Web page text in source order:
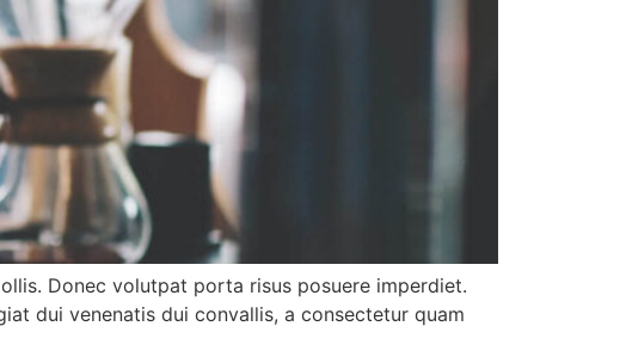
Donec volutpat porta risus posuere imperdiet.
dui venenatis dui convallis, a consectetur quam